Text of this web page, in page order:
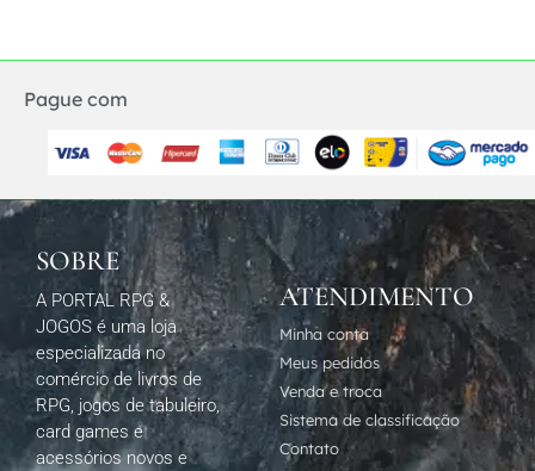
Pague com
SOBRE
A PORTAL RPG &
JOGOS é uma loja
especializada no
comércio de livros de
RPG, jogos de tabuleiro,
card games e
acessórios novos e
ATENDIMENTO
Minha conta
Meus pedidos
Venda e troca
Sistema de classificação
Contato